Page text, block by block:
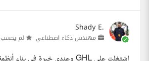
Shady E.
مهندس ذكاء اصطناعي لم يحسب